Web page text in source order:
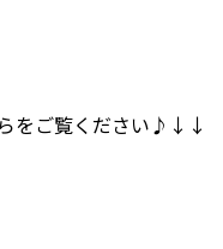
らをご覧ください♪↓↓